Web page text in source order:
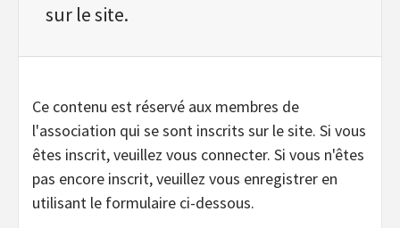
sur le site.
Ce contenu est réservé aux membres de
l'association qui se sont inscrits sur le site. Si vous
êtes inscrit, veuillez vous connecter. Si vous n'êtes
pas encore inscrit, veuillez vous enregistrer en
utilisant le formulaire ci-dessous.